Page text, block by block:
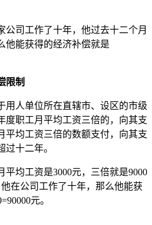
公司工作了十年，他过去十二个月
他能获得的经济补偿就是
限制
用人单位所在直辖市、设区的市级
度职工月平均工资三倍的，向其支
平均工资三倍的数额支付，向其支
十二年。
平均工资是3000元，三倍就是9000
在公司工作了十年，那么他能获
元。